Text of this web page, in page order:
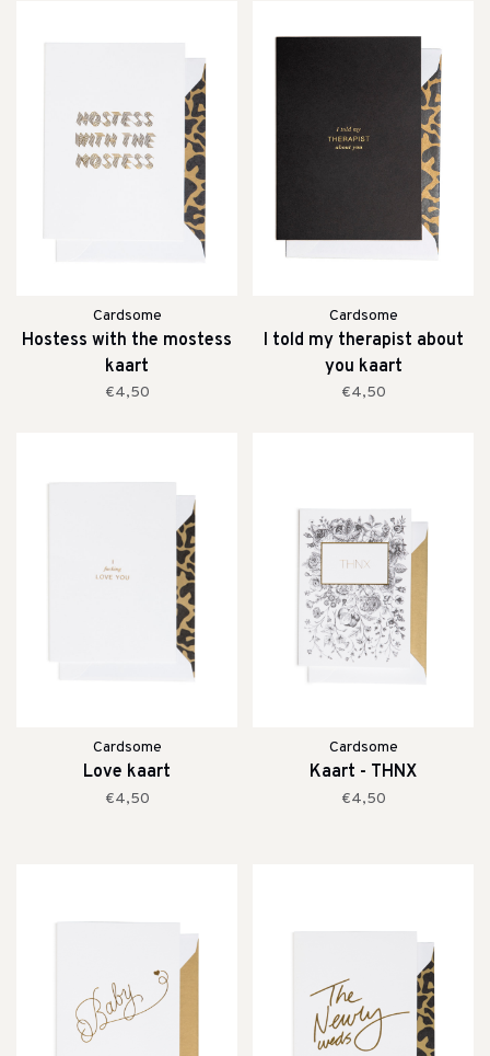
Cardsome
Hostess with the mostess
kaart
€4,50
Cardsome
I told my therapist about
you kaart
€4,50
Cardsome
Love kaart
€4,50
Cardsome
Kaart - THNX
€4,50